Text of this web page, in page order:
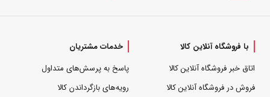
با فروشگاه آنلاین کالا
اتاق خبر فروشگاه آنلاین کالا
فروش در فروشگاه آنلاین کالا
خدمات مشتریان
پاسخ به پرسش‌های متداول
رویه‌های بازگرداندن کالا